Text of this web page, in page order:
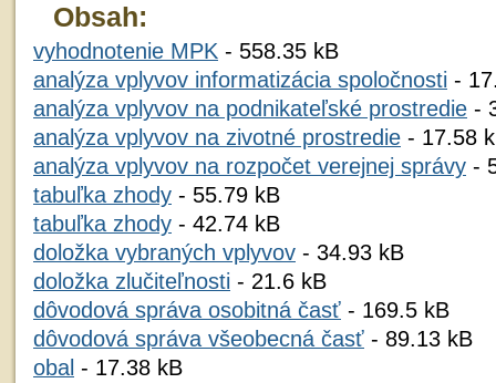
Obsah:
vyhodnotenie MPK - 558.35 kB
analýza vplyvov informatizácia spoločnosti -
analýza vplyvov na podnikateľské prostredie -
analýza vplyvov na zivotné prostredie - 17.58
analýza vplyvov na rozpočet verejnej správy -
tabuľka zhody - 55.79 kB
tabuľka zhody - 42.74 kB
doložka vybraných vplyvov - 34.93 kB
doložka zlučiteľnosti - 21.6 kB
dôvodová správa osobitná časť - 169.5 kB
dôvodová správa všeobecná časť - 89.13 kB
obal - 17.38 kB